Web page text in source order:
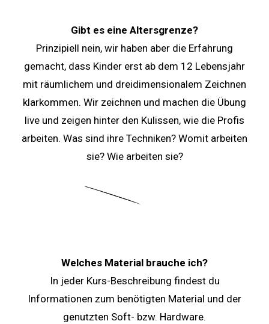
Gibt es eine Altersgrenze?
Prinzipiell nein, wir haben aber die Erfahrung
gemacht, dass Kinder erst ab dem 12 Lebensjahr
mit räumlichem und dreidimensionalem Zeichnen
klarkommen. Wir zeichnen und machen die Übung
live und zeigen hinter den Kulissen, wie die Profis
arbeiten. Was sind ihre Techniken? Womit arbeiten
sie? Wie arbeiten sie?
Welches Material brauche ich?
In jeder Kurs-Beschreibung findest du
Informationen zum benötigten Material und der
genutzten Soft- bzw. Hardware.